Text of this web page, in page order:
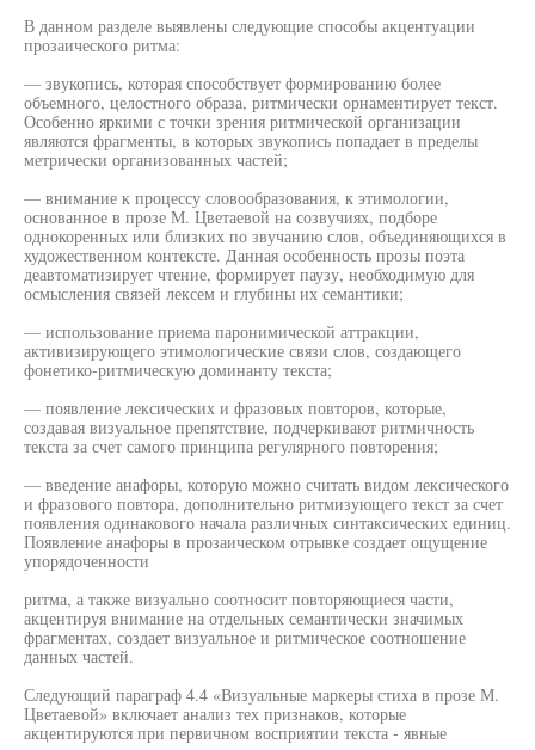
В данном разделе выявлены следующие способы акцентуации
прозаического ритма:
— звукопись, которая способствует формированию более
объемного, целостного образа, ритмически орнаментирует текст.
Особенно яркими с точки зрения ритмической организации
являются фрагменты, в которых звукопись попадает в пределы
метрически организованных частей;
— внимание к процессу словообразования, к этимологии,
основанное в прозе М. Цветаевой на созвучиях, подборе
однокоренных или близких по звучанию слов, объединяющихся в
художественном контексте. Данная особенность прозы поэта
деавтоматизирует чтение, формирует паузу, необходимую для
осмысления связей лексем и глубины их семантики;
— использование приема паронимической аттракции,
активизирующего этимологические связи слов, создающего
фонетико-ритмическую доминанту текста;
— появление лексических и фразовых повторов, которые,
создавая визуальное препятствие, подчеркивают ритмичность
текста за счет самого принципа регулярного повторения;
— введение анафоры, которую можно считать видом лексического
и фразового повтора, дополнительно ритмизующего текст за счет
появления одинакового начала различных синтаксических единиц.
Появление анафоры в прозаическом отрывке создает ощущение
упорядоченности
ритма, а также визуально соотносит повторяющиеся части,
акцентируя внимание на отдельных семантически значимых
фрагментах, создает визуальное и ритмическое соотношение
данных частей.
Следующий параграф 4.4 «Визуальные маркеры стиха в прозе М.
Цветаевой» включает анализ тех признаков, которые
акцентируются при первичном восприятии текста - явные